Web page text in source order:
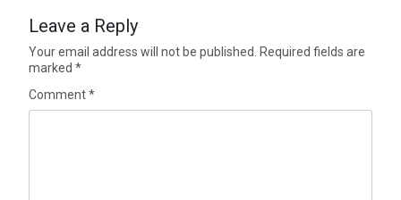
Leave a Reply
Your email address will not be published.
Required fields are
marked*
Comment*